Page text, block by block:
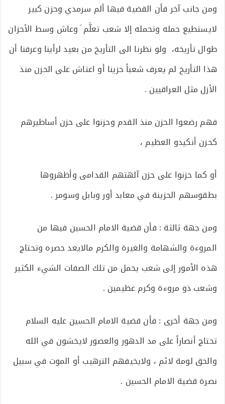
ومن جانب آخر فأن القضية فيها ألم سرمدي وحزن كبير
لايستطيع حمله وتحمله إلا شعب تعلَّم َ وعاش وسط الأحزان
طوال تأريخه، ولو نظرنا الى التأريخ من بعيد لرأينا وعرفنا أن
هذا التأريخ لم يعرف شعباً حزينا أو اعتاش على الحزن منذ
الأزل مثل العراقيين .
فهم رضعوا الحزن منذ القدم وحزنوا على حزن أساطيرهم
كحزن أنكيدو العظيم ،
أو كما حزنوا على حزن آلهتهم القدامى وأظهروها
بطقوسهم الحزينة في معابد أور وبابل وسومر .
ومن جهة ثالثة : فأن قضية الامام الحسين فيها من
المروءة والشهامة والغيرة والكرم مالايعد حصره وتحتاج
هذه الأمور إلى شعب يحمل من تلك الصفات الشيء الكثير
وشعب ذو مروءة وكرم عظيمين .
ومن جهة أخرى : فأن قضية الامام الحسين عليه السلام
تحتاج أنصاراً على مد الدهور والعصور لايخشون في الله
والحق لومة لائم ، ولايخيفهم الترهيب أو الموت في سبيل
نصرة قضية الامام الحسين .